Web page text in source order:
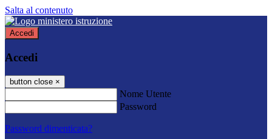
Salta al contenuto
Accedi
Accedi
button close ×
Nome Utente
Password
Password dimenticata?